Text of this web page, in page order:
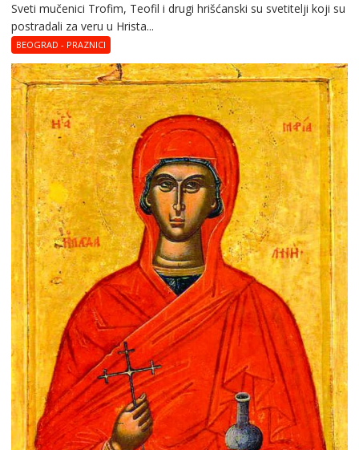
Sveti mučenici Trofim, Teofil i drugi hrišćanski su svetitelji koji su
postradali za veru u Hrista...
BEOGRAD - PRAZNICI